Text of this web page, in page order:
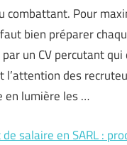
combattant. Pour
bien préparer
un CV percutant qui
l’attention des
en lumière les …
salaire en SARL :